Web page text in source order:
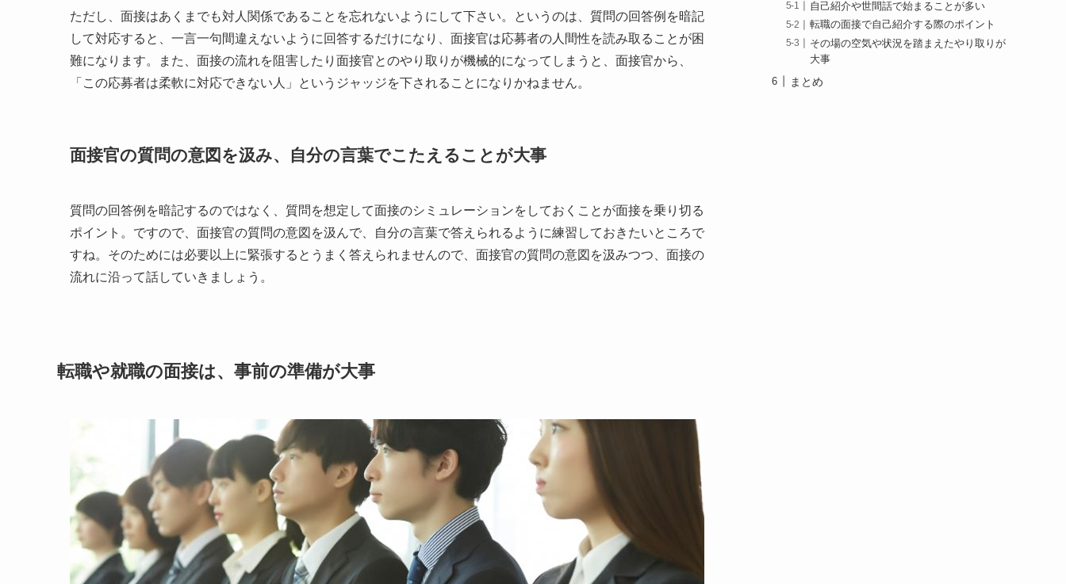
ただし、面接はあくまでも対人関係であることを忘れないようにして下さい。というのは、質問の回答例を暗記
して対応すると、一言一句間違えないように回答するだけになり、面接官は応募者の人間性を読み取ることが困
難になります。また、面接の流れを阻害したり面接官とのやり取りが機械的になってしまうと、面接官から、
「この応募者は柔軟に対応できない人」というジャッジを下されることになりかねません。
面接官の質問の意図を汲み、自分の言葉でこたえることが大事
質問の回答例を暗記するのではなく、質問を想定して面接のシミュレーションをしておくことが面接を乗り切る
ポイント。ですので、面接官の質問の意図を汲んで、自分の言葉で答えられるように練習しておきたいところで
すね。そのためには必要以上に緊張するとうまく答えられませんので、面接官の質問の意図を汲みつつ、面接の
流れに沿って話していきましょう。
転職や就職の面接は、事前の準備が大事
自己紹介や世間話で始まることが多い
転職の面接で自己紹介する際のポイント
その場の空気や状況を踏まえたやり取りが
大事
まとめ